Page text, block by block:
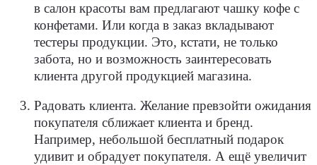
в салон красоты вам предлагают чашку кофе с
конфетами. Или когда в заказ вкладывают
тестеры продукции. Это, кстати, не только
забота, но и возможность заинтересовать
клиента другой продукцией магазина.
Радовать клиента. Желание превзойти ожидания
покупателя сближает клиента и бренд.
Например, небольшой бесплатный подарок
удивит и обрадует покупателя. А ещё увеличит